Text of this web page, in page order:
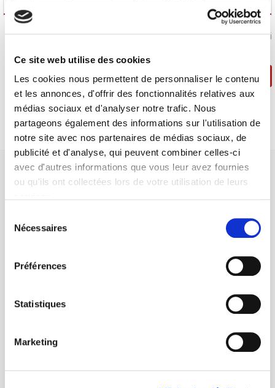
Ce site web utilise des cookies
Les cookies nous permettent de personnaliser le contenu
et les annonces, d'offrir des fonctionnalités relatives aux
médias sociaux et d'analyser notre trafic. Nous
partageons également des informations sur l'utilisation de
notre site avec nos partenaires de médias sociaux, de
publicité et d'analyse, qui peuvent combiner celles-ci
avec d'autres informations que vous leur avez fournies
ou qu'ils ont collectées lors de votre utilisation de leurs
Nécessaires
Préférences
Statistiques
Marketing
J'accepte lesconditions générales de vente: Oui
Poursuivre ma sélection Passer la commande
Maison d'édition dédiée aux sciences humaines et sociales, les
Presses de Sciences Po participent depuis leur création en 1976
FOREIGN RIGHTS
CONDITIONS GÉNÉRALES
MON COMPTE